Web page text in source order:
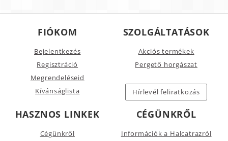
FIÓKOM
Bejelentkezés
Regisztráció
Megrendeléseid
Kívánságlista
SZOLGÁLTATÁSOK
Akciós termékek
Pergető horgászat
Hírlevél feliratkozás
HASZNOS LINKEK
Cégünkről
CÉGÜNKRŐL
Információk a Halcatrazról